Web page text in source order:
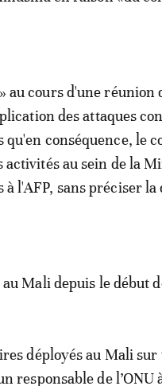
au cours d'une réunion
des attaques
qu'en conséquence, le
au sein de la
l'AFP, sans préciser la
Mali depuis le début
déployés au Mali
responsable de l’ONU